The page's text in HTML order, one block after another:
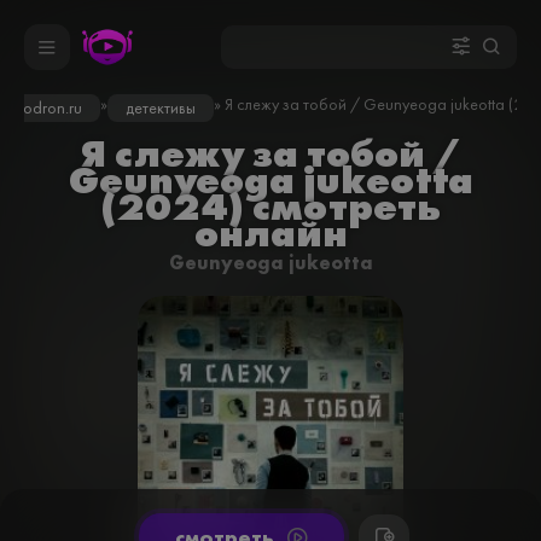
kinodron.ru » детективы » Я слежу за тобой / Geunyeoga jukeotta
Я слежу за тобой /
Geunyeoga jukeotta
(2024) смотреть
онлайн
Geunyeoga jukeotta